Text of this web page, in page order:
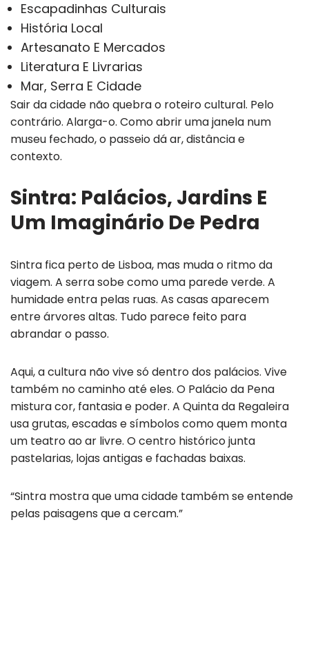
Escapadinhas Culturais
História Local
Artesanato E Mercados
Literatura E Livrarias
Mar, Serra E Cidade
Sair da cidade não quebra o roteiro cultural. Pelo
contrário. Alarga-o. Como abrir uma janela num
museu fechado, o passeio dá ar, distância e
contexto.
Sintra: Palácios, Jardins E
Um Imaginário De Pedra
Sintra fica perto de Lisboa, mas muda o ritmo da
viagem. A serra sobe como uma parede verde. A
humidade entra pelas ruas. As casas aparecem
entre árvores altas. Tudo parece feito para
abrandar o passo.
Aqui, a cultura não vive só dentro dos palácios. Vive
também no caminho até eles. O Palácio da Pena
mistura cor, fantasia e poder. A Quinta da Regaleira
usa grutas, escadas e símbolos como quem monta
um teatro ao ar livre. O centro histórico junta
pastelarias, lojas antigas e fachadas baixas.
“Sintra mostra que uma cidade também se entende
pelas paisagens que a cercam.”